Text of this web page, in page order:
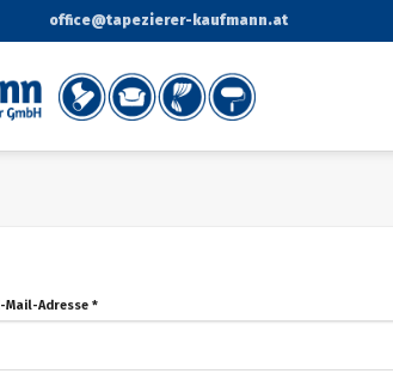
office@tapezierer-kaufmann.at
Mail-Adresse *